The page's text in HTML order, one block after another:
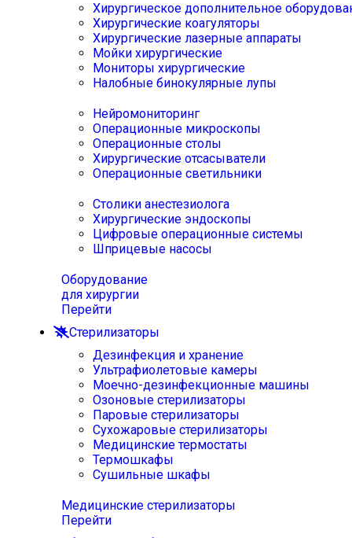
Хирургическое дополнительное
Хирургические коагуляторы
Хирургические лазерные аппараты
Мойки хирургические
Мониторы хирургические
Налобные бинокулярные лупы
Нейромониторинг
Операционные микроскопы
Операционные столы
Хирургические отсасыватели
Операционные светильники
Столики анестезиолога
Хирургические эндоскопы
Цифровые операционные системы
Шприцевые насосы
Оборудование
для хирургии
Перейти
Стерилизаторы
Дезинфекция и хранение
Ультрафиолетовые камеры
Моечно-дезинфекционные машины
Озоновые стерилизаторы
Паровые стерилизаторы
Сухожаровые стерилизаторы
Медицинские термостаты
Термошкафы
Сушильные шкафы
Медицинские стерилизаторы
Перейти